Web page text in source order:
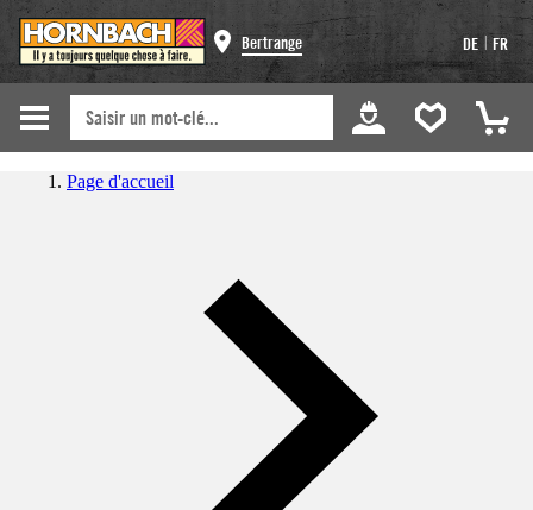
Bertrange DE | FR
Page d'accueil